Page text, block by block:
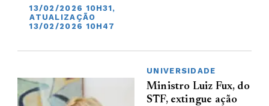
13/02/2026 10H31,
ATUALIZAÇÃO
13/02/2026 10H47
UNIVERSIDADE
Ministro Luiz Fux, do
STF, extingue ação